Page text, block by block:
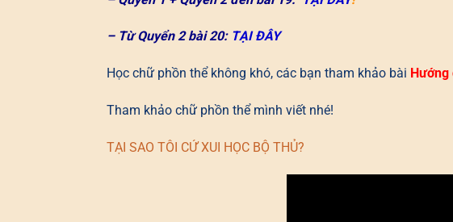
– Từ Quyển 2 bài 20: TẠI ĐÂY
Học chữ phồn thể không khó, các bạn tham khảo bài
Tham khảo chữ phồn thể mình viết nhé!
TẠI SAO TÔI CỨ XUI HỌC BỘ THỦ?